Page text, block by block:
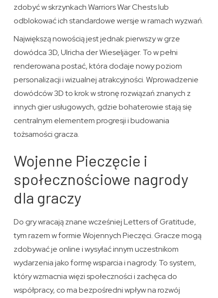
zdobyć w skrzynkach Warriors War Chests lub
odblokować ich standardowe wersje w ramach wyzwań.
Największą nowością jest jednak pierwszy w grze
dowódca 3D, Ulricha der Wieseljäger. To w pełni
renderowana postać, która dodaje nowy poziom
personalizacji i wizualnej atrakcyjności. Wprowadzenie
dowódców 3D to krok w stronę rozwiązań znanych z
innych gier usługowych, gdzie bohaterowie stają się
centralnym elementem progresji i budowania
tożsamości gracza.
Wojenne Pieczęcie i
społecznościowe nagrody
dla graczy
Do gry wracają znane wcześniej Letters of Gratitude,
tym razem w formie Wojennych Pieczęci. Gracze mogą
zdobywać je online i wysyłać innym uczestnikom
wydarzenia jako formę wsparcia i nagrody. To system,
który wzmacnia więzi społeczności i zachęca do
współpracy, co ma bezpośredni wpływ na rozwój